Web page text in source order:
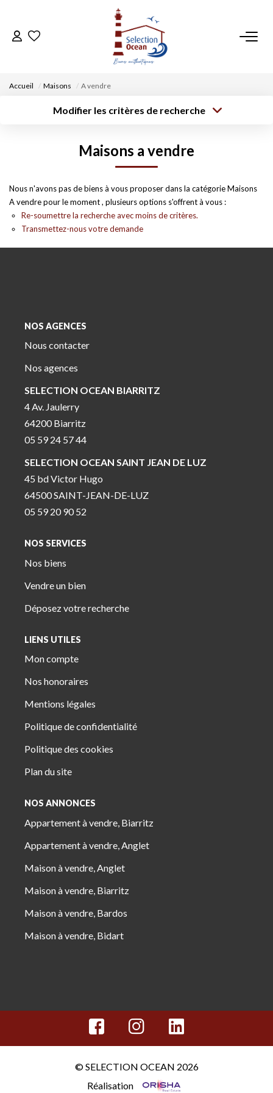
ACCUEIL
DÉPOSEZ VOTRE RECHERCHE
NOUS REJOINDRE
Accueil Maisons A vendre
Modifier les critères de recherche
Rayon Plus de critères
Créer une
Maisons a vendre
Nous n'avons pas de biens à vous proposer dans la catégorie Maisons
A vendre pour le moment , plusieurs options s'offrent à vous :
Re-soumettre la recherche avec moins de critères.
Transmettez-nous votre demande
NOS AGENCES
Nous contacter
Nos agences
SELECTION OCEAN BIARRITZ
4 Av. Jaulerry
64200 Biarritz
05 59 24 57 44
SELECTION OCEAN SAINT JEAN DE LUZ
45 bd Victor Hugo
64500 SAINT-JEAN-DE-LUZ
05 59 20 90 52
NOS SERVICES
Nos biens
Vendre un bien
Déposez votre recherche
LIENS UTILES
Mon compte
Nos honoraires
Mentions légales
Politique de confidentialité
Politique des cookies
Plan du site
NOS ANNONCES
Appartement à vendre, Biarritz
Appartement à vendre, Anglet
Maison à vendre, Anglet
Maison à vendre, Biarritz
Maison à vendre, Bardos
Maison à vendre, Bidart
© SELECTION OCEAN 2026
Réalisation